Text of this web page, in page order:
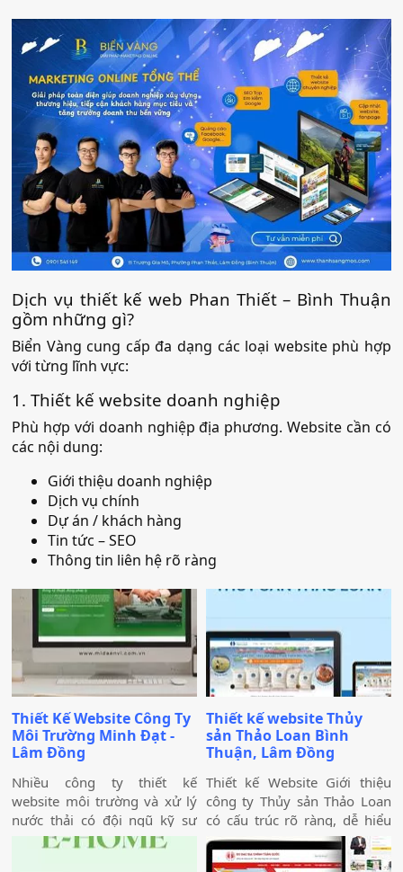
Dịch vụ thiết kế web Phan Thiết – Bình Thuận
gồm những gì?
Biển Vàng cung cấp đa dạng các loại website phù hợp
với từng lĩnh vực:
1. Thiết kế website doanh nghiệp
Phù hợp với doanh nghiệp địa phương. Website cần có
các nội dung:
Giới thiệu doanh nghiệp
Dịch vụ chính
Dự án / khách hàng
Tin tức – SEO
Thông tin liên hệ rõ ràng
Thiết Kế Website Công Ty
Môi Trường Minh Đạt -
Lâm Đồng
Nhiều công ty thiết kế
website môi trường và xử lý
nước thải có đội ngũ kỹ sư
giỏi, dự án thực tế ấn tượng
Thiết kế website Thủy
sản Thảo Loan Bình
Thuận, Lâm Đồng
Thiết kế Website Giới thiệu
công ty Thủy sản Thảo Loan
có cấu trúc rõ ràng, dễ hiểu
và dễ thu hút khách truy cập
vào website giúp truyền tải